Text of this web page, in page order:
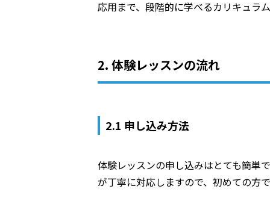
応用まで、段階的に学べるカリキュラ
2. 体験レッスンの流れ
2.1 申し込み方法
体験レッスンの申し込みはとても簡単
が丁寧に対応しますので、初めての方